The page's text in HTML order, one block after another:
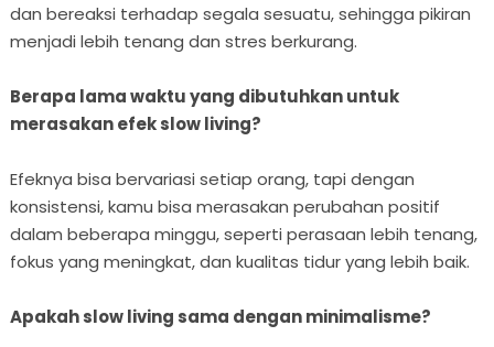
dan bereaksi terhadap segala sesuatu, sehingga pikiran
menjadi lebih tenang dan stres berkurang.
Berapa lama waktu yang dibutuhkan untuk
merasakan efek slow living?
Efeknya bisa bervariasi setiap orang, tapi dengan
konsistensi, kamu bisa merasakan perubahan positif
dalam beberapa minggu, seperti perasaan lebih tenang,
fokus yang meningkat, dan kualitas tidur yang lebih baik.
Apakah slow living sama dengan minimalisme?